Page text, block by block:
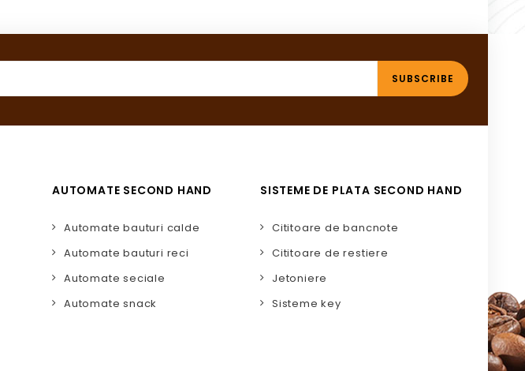
AUTOMATE SECOND HAND
Automate bauturi calde
Automate bauturi reci
Automate seciale
Automate snack
SISTEME DE PLATA SECOND HAND
Cititoare de bancnote
Cititoare de restiere
Jetoniere
Sisteme key